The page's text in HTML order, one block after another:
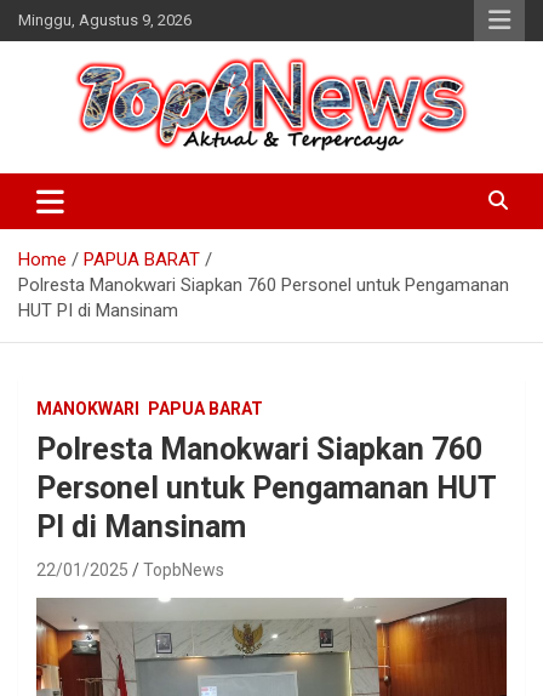
Skip
to
Minggu, Agustus 9, 2026
Home
PAPUA BARAT
Polresta Manokwari Siapkan 760 Personel untuk Pengamanan
HUT PI di Mansinam
MANOKWARI PAPUA BARAT
Polresta Manokwari Siapkan 760
Personel untuk Pengamanan HUT
PI di Mansinam
22/01/2025 TopbNews